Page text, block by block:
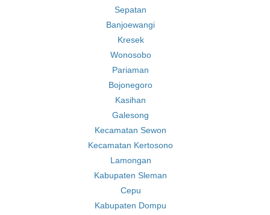
Sepatan
Banjoewangi
Kresek
Wonosobo
Pariaman
Bojonegoro
Kasihan
Galesong
Kecamatan Sewon
Kecamatan Kertosono
Lamongan
Kabupaten Sleman
Cepu
Kabupaten Dompu